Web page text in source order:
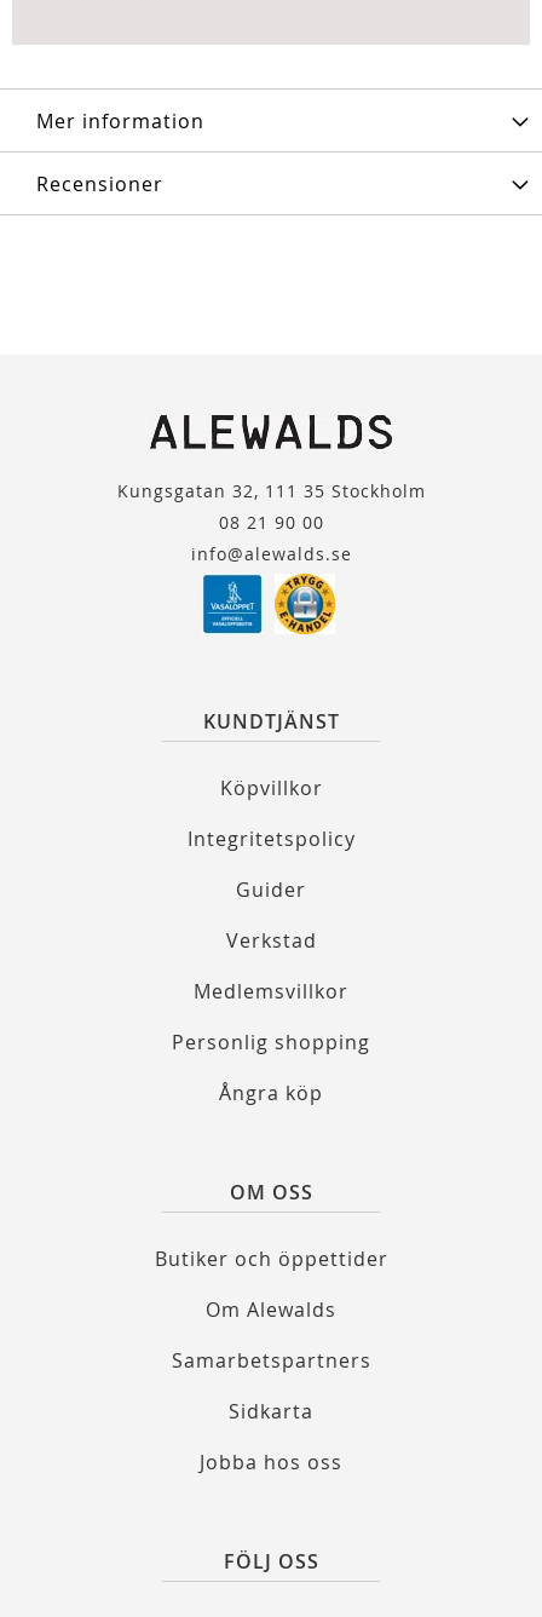
Mer information
Recensioner
Kungsgatan 32, 111 35 Stockholm
08 21 90 00
info@alewalds.se
KUNDTJÄNST
Köpvillkor
Integritetspolicy
Guider
Verkstad
Medlemsvillkor
Personlig shopping
Ångra köp
OM OSS
Butiker och öppettider
Om Alewalds
Samarbetspartners
Sidkarta
Jobba hos oss
FÖLJ OSS